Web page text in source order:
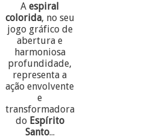
Aespiral
colorida, no seu
jogo gráfico de
abertura e
harmoniosa
profundidade,
representa a
ação envolvente
e
transformadora
do Espírito
Santo...